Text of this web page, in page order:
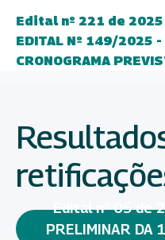
Edital nº 221 de 2025
EDITAL Nº 149/2025 -
CRONOGRAMA
(abre em nova aba)
(abre em nova aba)
Edital nº 05 de
PRELIMINAR DA